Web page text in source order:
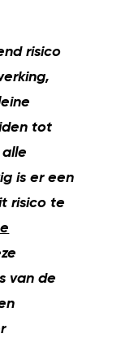
risico
tot
is er een
risico te
van de